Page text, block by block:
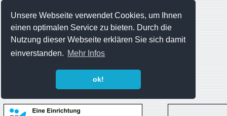
Unsere Webseite verwendet Cookies, um Ihnen
einen optimalen Service zu bieten. Durch die
Nutzung dieser Webseite erklären Sie sich damit
einverstanden. Mehr Infos
ok!